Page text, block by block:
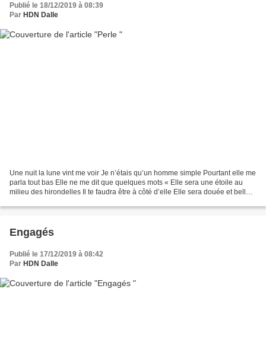
Publié le 18/12/2019 à 08:39
Par HDN Dalle
Une nuit la lune vint me voir Je n’étais qu’un homme simple Pourtant elle me
parla tout bas Elle ne me dit que quelques mots « Elle sera une étoile au
milieu des hirondelles Il te faudra être à côté d’elle Elle sera douée et belle
Engagés
Publié le 17/12/2019 à 08:42
Par HDN Dalle